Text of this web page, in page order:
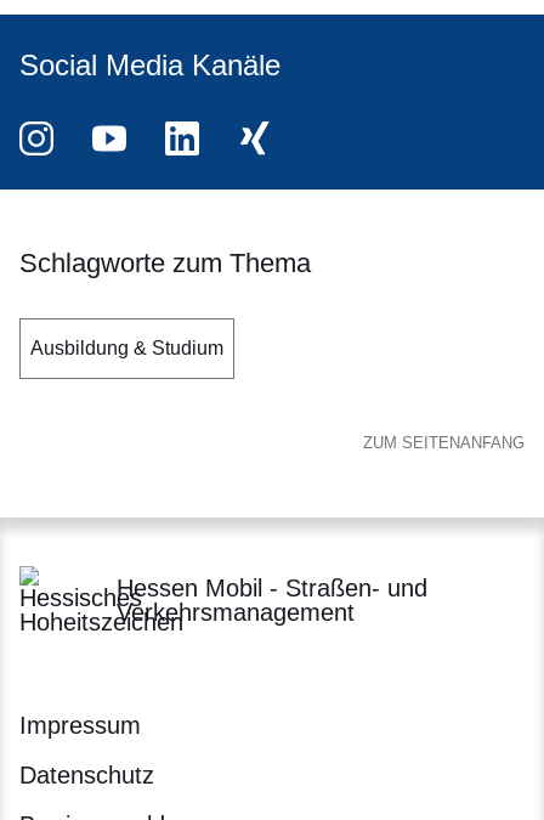
Social Media Kanäle
Instagram
Öffnet sich in einem neuen Fenster
YouTube
Öffnet sich in einem neuen Fenster
LinkedIn
Öffnet sich in einem neuen Fenster
XING
Öffnet sich in einem neuen Fenster
Schlagworte zum Thema
Ausbildung & Studium
ZUM SEITENANFANG
Hessen Mobil - Straßen- und
Verkehrsmanagement
Impressum
Datenschutz